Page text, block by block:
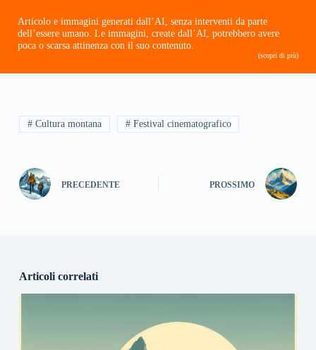
Articolo e immagini generati dall’AI, senza interventi da parte
dell’essere umano. Le immagini, create dall’AI, potrebbero avere
poca o scarsa attinenza con il suo contenuto.
(scopri di più)
# Cultura montana # Festival cinematografico
PRECEDENTE PROSSIMO
Articoli correlati